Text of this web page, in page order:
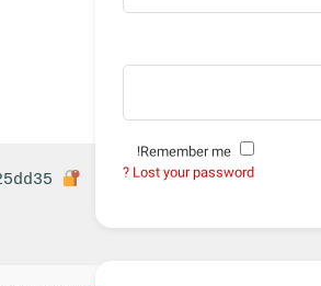
Lost your password ?